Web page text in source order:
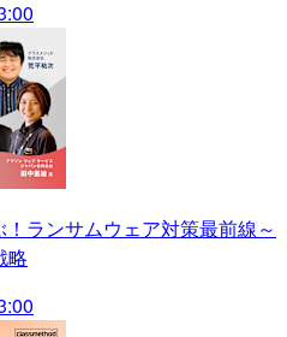
！ランサムウェア対策最前線～
略